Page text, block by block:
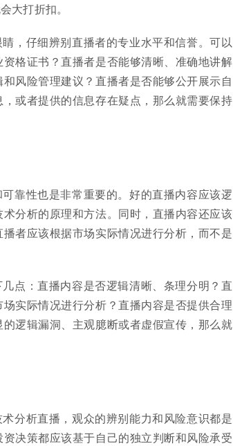
大打折扣。
，仔细辨别直播者的专业水平和信誉。可以
格证书？直播者是否能够清晰、准确地讲解
风险管理建议？直播者是否能够公开展示自
或者提供的信息存在疑点，那么就需要保持
靠性也是非常重要的。好的直播内容应该逻
分析的原理和方法。同时，直播内容还应该
者应该根据市场实际情况进行分析，而不是
点：直播内容是否逻辑清晰、条理分明？直
实际情况进行分析？直播内容是否提供合理
逻辑漏洞、主观臆断或者虚假宣传，那么就
分析直播，观众的辨别能力和风险意识都是
决策都应该基于自己的独立判断和风险承受